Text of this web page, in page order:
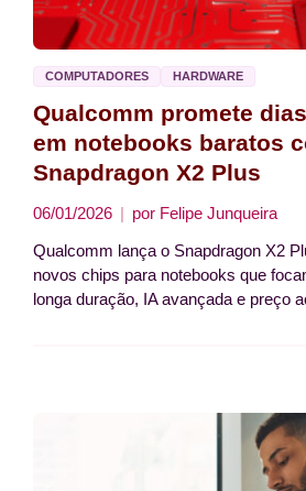
COMPUTADORES HARDWARE
Qualcomm promete
em notebooks baratos
Snapdragon X2 Plus
06/01/2026 por Felipe Junqueira
Qualcomm lança o Snapdragon X2
novos chips para notebooks que
longa duração, IA avançada e preço